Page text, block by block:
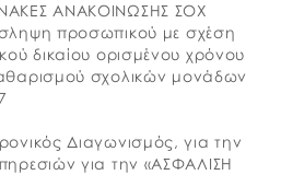
ΑΝΑΚΟΙΝΩΣΗΣ ΣΟΧ
προσωπικού με σχέση
δικαίου ορισμένου χρόνου
σχολικών μονάδων
Διαγωνισμός, για την
για την «ΑΣΦΑΛΙΣΗ